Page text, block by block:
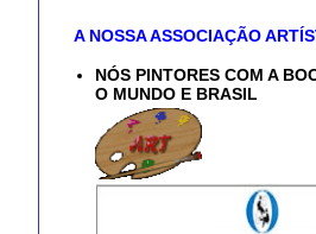
A NOSSA ASSOCIAÇÃO
NÓS PINTORES COM A
O MUNDO E BRASIL